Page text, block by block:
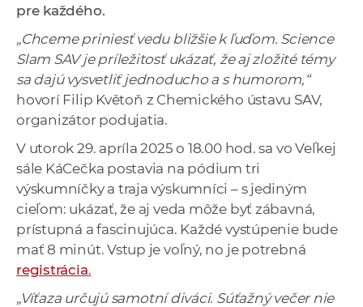
v
n
c
S
A
V
pre každého.
„Chceme priniesť vedu bližšie k ľuďom. Science
Slam SAV je príležitosť ukázať, že aj zložité témy
sa dajú vysvetliť jednoducho a s humorom,“
hovorí Filip Květoň z Chemického ústavu SAV,
organizátor podujatia.
V utorok 29. apríla 2025 o 18.00 hod. sa vo Veľkej
sále KáCečka postavia na pódium tri
výskumníčky a traja výskumníci – s jediným
cieľom: ukázať, že aj veda môže byť zábavná,
prístupná a fascinujúca. Každé vystúpenie bude
mať 8 minút. Vstup je voľný, no je potrebná
registrácia.
„Víťaza určujú samotní diváci. Súťažný večer nie